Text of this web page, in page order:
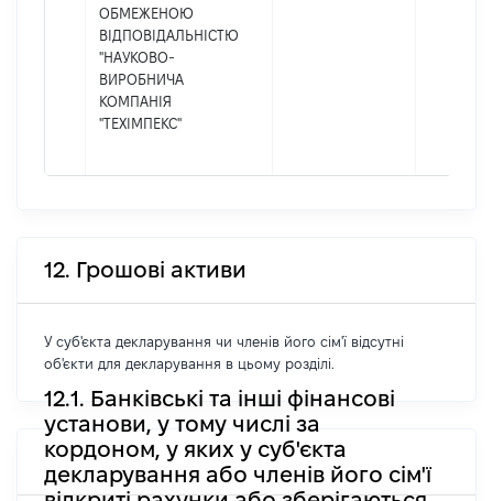
ОБМЕЖЕНОЮ
ВІДПОВІДАЛЬНІСТЮ
"НАУКОВО-
ВИРОБНИЧА
КОМПАНІЯ
"ТЕХІМПЕКС"
12. Грошові активи
У суб'єкта декларування чи членів його сім'ї відсутні
об'єкти для декларування в цьому розділі.
12.1. Банківські та інші фінансові
установи, у тому числі за
кордоном, у яких у суб'єкта
декларування або членів його сім'ї